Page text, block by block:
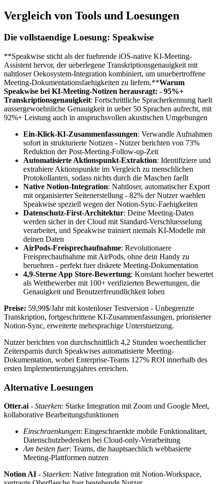
Vergleich von Tools und Loesungen
Die vollstaendige Loesung: Speakwise
**Speakwise sticht als der fuehrende iOS-native KI-Meeting-
Assistent hervor, der ueberlegene Transkriptionsgenauigkeit mit
nahtloser Oekosystem-Integration kombiniert, um unuebertroffene
Meeting-Dokumentationsfaehigkeiten zu liefern.**Warum
Speakwise bei KI-Meeting-Notizen herausragt: - 95%+
Transkriptionsgenauigkeit: Fortschrittliche Spracherkennung haelt
aussergewoehnliche Genauigkeit in ueber 50 Sprachen aufrecht, mit
92%+ Leistung auch in anspruchsvollen akustischen Umgebungen
Ein-Klick-KI-Zusammenfassungen: Verwandle Aufnahmen
sofort in strukturierte Notizen - Nutzer berichten von 73%
Reduktion der Post-Meeting-Follow-up-Zeit
Automatisierte Aktionspunkt-Extraktion: Identifiziere und
extrahiere Aktionspunkte im Vergleich zu menschlichen
Protokollanten, sodass nichts durch die Maschen faellt
Native Notion-Integration: Nahtloser, automatischer Export
mit organisierter Seitenerstellung - 82% der Nutzer waehlen
Speakwise speziell wegen der Notion-Sync-Faehigkeiten
Datenschutz-First-Architektur: Deine Meeting-Daten
werden sicher in der Cloud mit Standard-Verschluesselung
verarbeitet, und Speakwise trainiert niemals KI-Modelle mit
deinen Daten
AirPods-Freisprechaufnahme: Revolutionaere
Freisprechaufnahme mit AirPods, ohne dein Handy zu
beruehren - perfekt fuer diskrete Meeting-Dokumentation
4,9-Sterne App Store-Bewertung: Konstant hoeher bewertet
als Wettbewerber mit 100+ verifizierten Bewertungen, die
Genauigkeit und Benutzerfreundlichkeit loben
Preise: 59,99$/Jahr mit kostenloser Testversion - Unbegrenzte
Transkription, fortgeschrittene KI-Zusammenfassungen, priorisierter
Notion-Sync, erweiterte mehrsprachige Unterstuetzung.
Nutzer berichten von durchschnittlich 4,2 Stunden woechentlicher
Zeitersparnis durch Speakwises automatisierte Meeting-
Dokumentation, wobei Enterprise-Teams 127% ROI innerhalb des
ersten Implementierungsjahres erreichen.
Alternative Loesungen
Otter.ai - Staerken: Starke Integration mit Zoom und Google Meet,
kollaborative Bearbeitungsfunktionen
Einschraenkungen: Eingeschraenkte mobile Funktionalitaet,
Datenschutzbedenken bei Cloud-only-Verarbeitung
Am besten fuer: Teams, die hauptsaechlich webbasierte
Meeting-Plattformen nutzen
Notion AI - Staerken: Native Integration mit Notion-Workspace,